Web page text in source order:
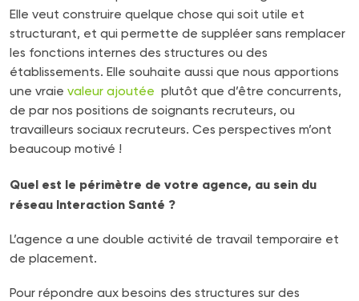
Elle veut construire quelque chose qui soit utile et
structurant, et qui permette de suppléer sans remplacer
les fonctions internes des structures ou des
établissements. Elle souhaite aussi que nous apportions
une vraie valeur ajoutée plutôt que d’être concurrents,
de par nos positions de soignants recruteurs, ou
travailleurs sociaux recruteurs. Ces perspectives m’ont
beaucoup motivé !
Quel est le périmètre de votre agence, au sein du
réseau Interaction Santé ?
L’agence a une double activité de travail temporaire et
de placement.
Pour répondre aux besoins des structures sur des